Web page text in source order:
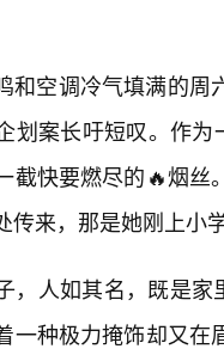
和空调冷气填满的周
划案长吁短叹。作
截快要燃尽的🔥烟
传来，那是她刚上
，人如其名，既是家
一种极力掩饰却又